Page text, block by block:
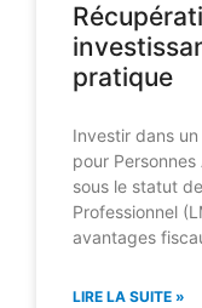
pratique
Investir dans
pour Personnes
sous le statut
Professionnel
avantages
LIRE LA SUITE »